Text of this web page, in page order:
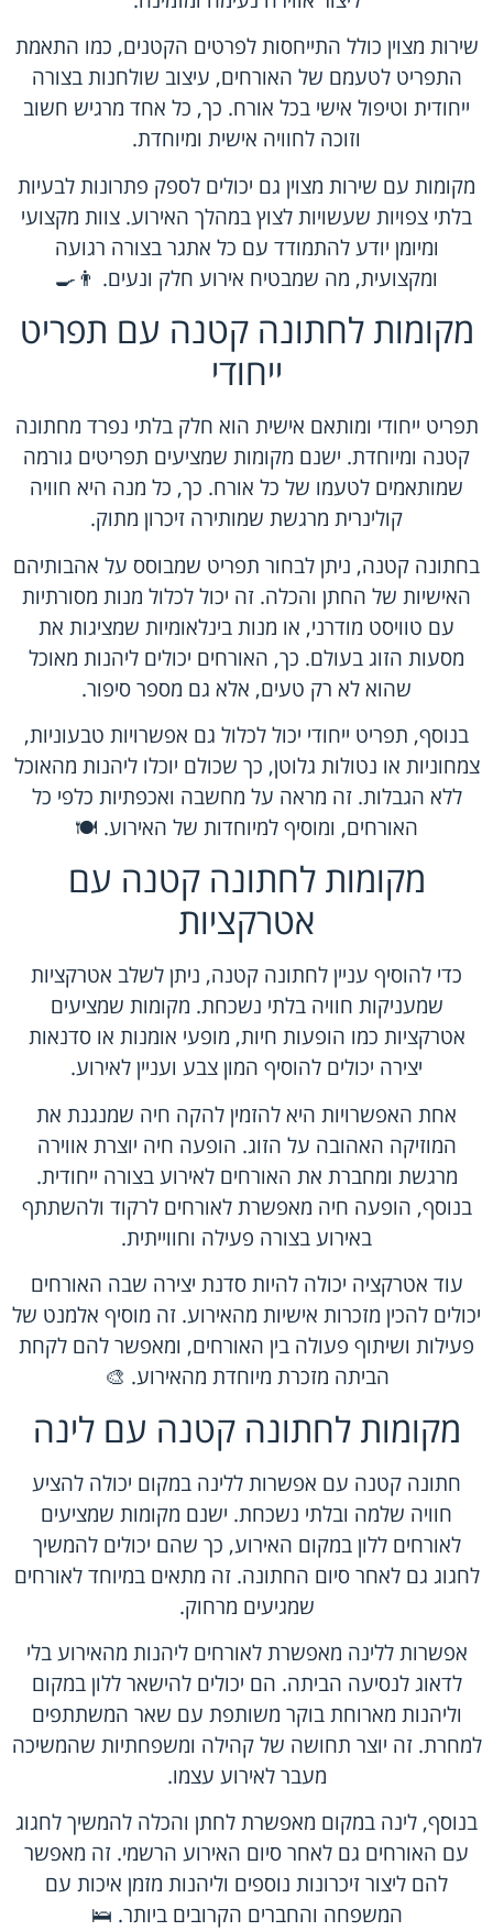
שירות מצוין כולל התייחסות לפרטים הקטנים, כמו התאמת
התפריט לטעמם של האורחים, עיצוב שולחנות בצורה
ייחודית וטיפול אישי בכל אורח. כך, כל אחד מרגיש חשוב
וזוכה לחוויה אישית ומיוחדת.
מקומות עם שירות מצוין גם יכולים לספק פתרונות לבעיות
בלתי צפויות שעשויות לצוץ במהלך האירוע. צוות מקצועי
ומיומן יודע להתמודד עם כל אתגר בצורה רגועה
ומקצועית, מה שמבטיח אירוע חלק ונעים. 👨‍🍳
מקומות לחתונה קטנה עם תפריט
ייחודי
תפריט ייחודי ומותאם אישית הוא חלק בלתי נפרד מחתונה
קטנה ומיוחדת. ישנם מקומות שמציעים תפריטים גורמה
שמותאמים לטעמו של כל אורח. כך, כל מנה היא חוויה
קולינרית מרגשת שמותירה זיכרון מתוק.
בחתונה קטנה, ניתן לבחור תפריט שמבוסס על אהבותיהם
האישיות של החתן והכלה. זה יכול לכלול מנות מסורתיות
עם טוויסט מודרני, או מנות בינלאומיות שמציגות את
מסעות הזוג בעולם. כך, האורחים יכולים ליהנות מאוכל
שהוא לא רק טעים, אלא גם מספר סיפור.
בנוסף, תפריט ייחודי יכול לכלול גם אפשרויות טבעוניות,
צמחוניות או נטולות גלוטן, כך שכולם יוכלו ליהנות מהאוכל
ללא הגבלות. זה מראה על מחשבה ואכפתיות כלפי כל
האורחים, ומוסיף למיוחדות של האירוע. 🍽️
מקומות לחתונה קטנה עם
אטרקציות
כדי להוסיף עניין לחתונה קטנה, ניתן לשלב אטרקציות
שמעניקות חוויה בלתי נשכחת. מקומות שמציעים
אטרקציות כמו הופעות חיות, מופעי אומנות או סדנאות
יצירה יכולים להוסיף המון צבע ועניין לאירוע.
אחת האפשרויות היא להזמין להקה חיה שמנגנת את
המוזיקה האהובה על הזוג. הופעה חיה יוצרת אווירה
מרגשת ומחברת את האורחים לאירוע בצורה ייחודית.
בנוסף, הופעה חיה מאפשרת לאורחים לרקוד ולהשתתף
באירוע בצורה פעילה וחווייתית.
עוד אטרקציה יכולה להיות סדנת יצירה שבה האורחים
יכולים להכין מזכרות אישיות מהאירוע. זה מוסיף אלמנט של
פעילות ושיתוף פעולה בין האורחים, ומאפשר להם לקחת
הביתה מזכרת מיוחדת מהאירוע. 🎨
מקומות לחתונה קטנה עם לינה
חתונה קטנה עם אפשרות ללינה במקום יכולה להציע
חוויה שלמה ובלתי נשכחת. ישנם מקומות שמציעים
לאורחים ללון במקום האירוע, כך שהם יכולים להמשיך
לחגוג גם לאחר סיום החתונה. זה מתאים במיוחד לאורחים
שמגיעים מרחוק.
אפשרות ללינה מאפשרת לאורחים ליהנות מהאירוע בלי
לדאוג לנסיעה הביתה. הם יכולים להישאר ללון במקום
וליהנות מארוחת בוקר משותפת עם שאר המשתתפים
למחרת. זה יוצר תחושה של קהילה ומשפחתיות שהמשיכה
מעבר לאירוע עצמו.
בנוסף, לינה במקום מאפשרת לחתן והכלה להמשיך לחגוג
עם האורחים גם לאחר סיום האירוע הרשמי. זה מאפשר
להם ליצור זיכרונות נוספים וליהנות מזמן איכות עם
המשפחה והחברים הקרובים ביותר. 🛌